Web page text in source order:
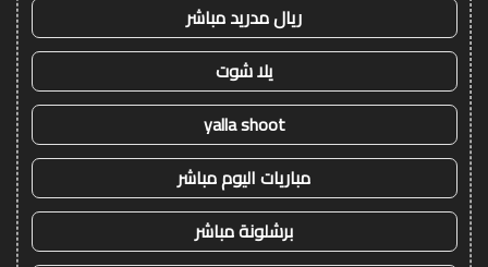
ريال مدريد مباشر
يلا شوت
yalla shoot
مباريات اليوم مباشر
برشلونة مباشر